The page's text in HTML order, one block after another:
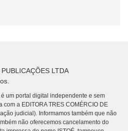
LTDA
é um portal digital independente e sem
a EDITORA TRES COMÉRCIO DE
judicial). Informamos também que não
não oferecemos cancelamento do